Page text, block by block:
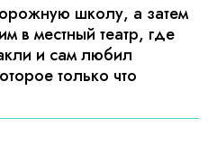
школу, а затем
в местный театр, где
и сам любил
только что